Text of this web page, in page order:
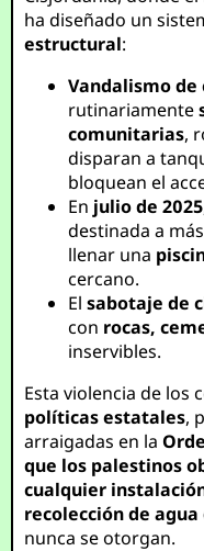
ha diseñado un
estructural:
Vandalismo de
rutinariamente
comunitarias,
disparan a
bloquean el
En julio de 2025
destinada a
llenar una
cercano.
Elsabotaje de
con rocas,
inservibles.
Esta violencia de los
políticas estatales,
arraigadas en la
que los palestinos
cualquier
recolección de
nunca se otorgan.